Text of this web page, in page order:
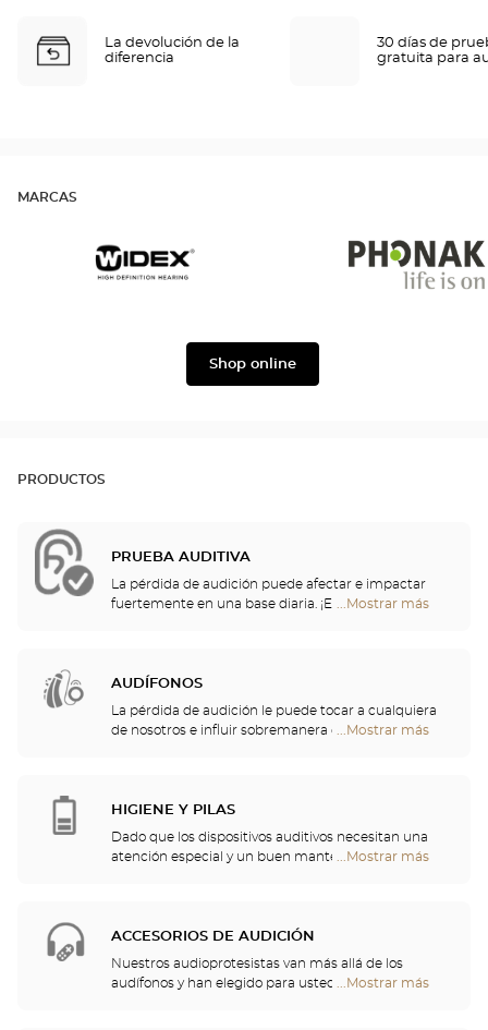
La devolución de la
diferencia
30 días de
gratuita para
MARCAS
Shop online
PRODUCTOS
PRUEBA AUDITIVA
La pérdida de audición puede afectar e impactar
fuertemente en una base diaria. ¡Es por eso que le
audición, lo que resulta en sonidos incómodos o
que se escuchan.
...Mostrar más
tiendas
AUDÍFONOS
La pérdida de audición le puede tocar a cualquiera
de nosotros e influir sobremanera en la actividad
como servicios y consejos de calidad por parte de
en audición y audioprotesistas están a su
disposición para ayudarle a elegir el audífono que
...Mostrar más
tiendas
HIGIENE Y PILAS
Dado que los dispositivos auditivos necesitan una
atención especial y un buen mantenimiento, podrá
...Mostrar más
tiendas
ACCESORIOS DE AUDICIÓN
Nuestros audioprotesistas van más allá de los
audífonos y han elegido para usted un gran
...Mostrar más
tiendas